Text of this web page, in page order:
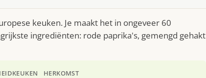
keuken. Je maakt het in ongeveer 60
ingrediënten: rode paprika's, gemengd gehakt
KEUKEN HERKOMST